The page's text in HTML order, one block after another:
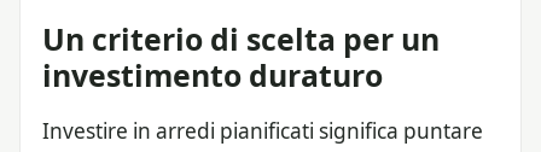
Un criterio di scelta per un
investimento duraturo
Investire in arredi pianificati significa puntare